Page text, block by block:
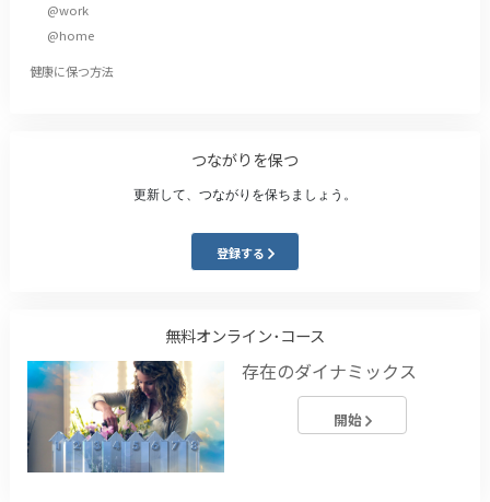
@work
@home
健康に保つ方法
つながりを保つ
更新して、つながりを保ちましょう。
登録する
無料オンライン･コース
存在のダイナミックス
開始